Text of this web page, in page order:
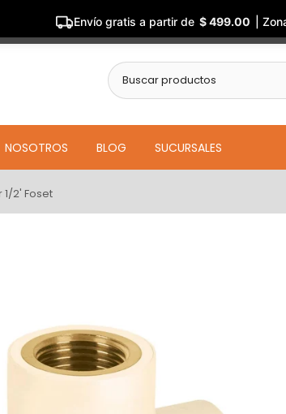
Envío gratis a partir de $ 499.00 |
NOSOTROS BLOG SUCURSALES
2' Foset